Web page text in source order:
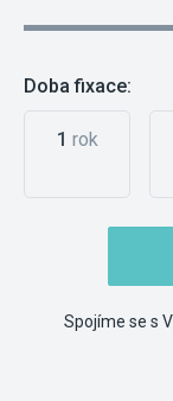
Doba fixace:
1 rok
Spojíme se s